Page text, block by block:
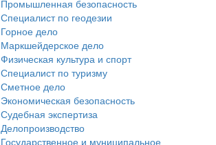
Промышленная безопасность
Специалист по геодезии
Горное дело
Маркшейдерское дело
Физическая культура и спорт
Специалист по туризму
Сметное дело
Экономическая безопасность
Судебная экспертиза
Делопроизводство
Государственное и муниципальное